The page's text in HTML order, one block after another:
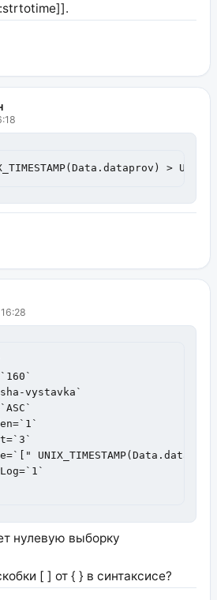
>
vystavka`
нулевую выборку
[ ] от { } в синтаксисе?